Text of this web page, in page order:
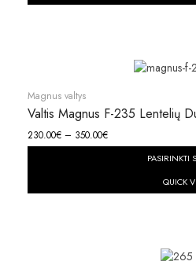
Magnus valtys
Valtis Magnus F-235 Lentelių
230.00€ – 350.00€
PASIRINKTI
QUICK